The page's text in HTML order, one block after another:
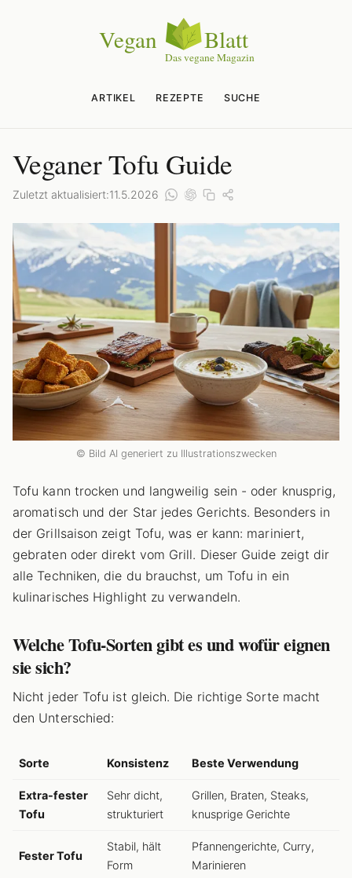
ARTIKEL REZEPTE SUCHE
Veganer Tofu Guide
Zuletzt aktualisiert:11.5.2026
© Bild AI generiert zu Illustrationszwecken
Tofu kann trocken und langweilig sein - oder knusprig,
aromatisch und der Star jedes Gerichts. Besonders in
der Grillsaison zeigt Tofu, was er kann: mariniert,
gebraten oder direkt vom Grill. Dieser Guide zeigt dir
alle Techniken, die du brauchst, um Tofu in ein
kulinarisches Highlight zu verwandeln.
Welche Tofu-Sorten gibt es und wofür eignen
sie sich?
Nicht jeder Tofu ist gleich. Die richtige Sorte macht
den Unterschied:
Sorte Konsistenz Beste Verwendung
Extra-fester
Tofu
Sehr dicht,
strukturiert
Grillen, Braten, Steaks,
knusprige Gerichte
Fester Tofu
Stabil, hält
Form
Pfannengerichte, Curry,
Marinieren